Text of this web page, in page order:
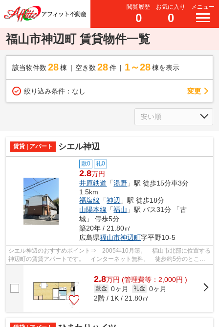
閲覧履歴
0
お気に入り
0
メニュー
福山市神辺町 賃貸物件一覧
該当物件数 28棟 空き数 28 件 1～28 棟を表示
絞り込み条件： なし 変更
賃貸 | アパート シエル神辺
敷0 礼0
2.8万円
井原鉄道 「湯野 」駅 徒歩15分車3分
1.5km
福塩線 「神辺 」駅 徒歩18分
山陽本線 「福山 」駅 バス31分 「古
城」 停歩5分
築20年 / 21.80㎡
広島県福山市神辺町字平野10-5
シエル神辺のおすすめポイント⇒ 2005年10月築。 福山市北部に位置する
神辺町の賃貸アパートです。 インターネット無料。 徒歩約5分のところ
2.8万円 (管理費等：2,000円 )
敷金 0ヶ月 礼金 0ヶ月
2階 / 1K / 21.80㎡